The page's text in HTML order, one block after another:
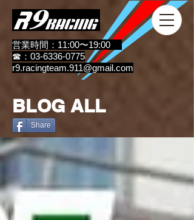
営業時間：11:00〜19:00
☎：03-6336-0775
r9.racingteam.911@gmail.com
BLOG ALL
Share